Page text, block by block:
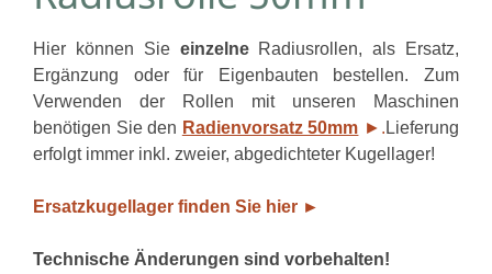
Hier können SieeinzelneRadiusrollen, als Ersatz,
Ergänzung oder für Eigenbauten bestellen. Zum
Verwenden der Rollen mit unseren Maschinen
benötigen Sie den Radienvorsatz 50mm ►. Lieferung
erfolgt immer inkl. zweier, abgedichteter Kugellager!
Ersatzkugellager finden Sie hier ►
Technische Änderungen sind vorbehalten!